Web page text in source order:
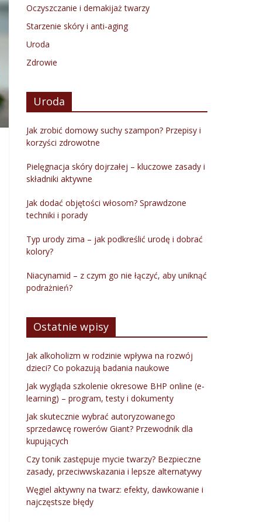
Oczyszczanie i demakijaż twarzy
Starzenie skóry i anti-aging
Uroda
Zdrowie
Uroda
Jak zrobić domowy suchy szampon? Przepisy i
korzyści zdrowotne
Pielęgnacja skóry dojrzałej – kluczowe zasady i
składniki aktywne
Jak dodać objętości włosom? Sprawdzone
techniki i porady
Typ urody zima – jak podkreślić urodę i dobrać
kolory?
Niacynamid – z czym go nie łączyć, aby uniknąć
podrażnień?
Ostatnie wpisy
Jak alkoholizm w rodzinie wpływa na rozwój
dzieci? Co pokazują badania naukowe
Jak wygląda szkolenie okresowe BHP online (e-
learning) – program, testy i dokumenty
Jak skutecznie wybrać autoryzowanego
sprzedawcę rowerów Giant? Przewodnik dla
kupujących
Czy tonik zastępuje mycie twarzy? Bezpieczne
zasady, przeciwwskazania i lepsze alternatywy
Węgiel aktywny na twarz: efekty, dawkowanie i
najczęstsze błędy